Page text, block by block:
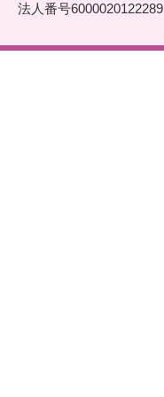
法人番号6000020122289